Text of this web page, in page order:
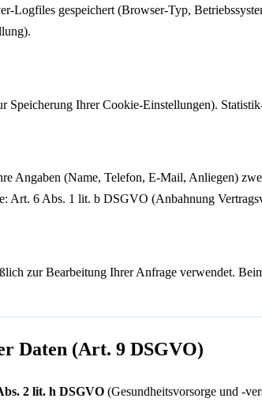
Logfiles gespeichert (Browser-Typ,
Ihrer Cookie-Einstellungen).
Angaben (Name, Telefon, E-Mail, Anliegen)
Art. 6 Abs. 1 lit. b DSGVO (Anbahnung
zur Bearbeitung Ihrer Anfrage verwendet.
Daten (Art. 9 DSGVO)
2 lit. h DSGVO (Gesundheitsvorsorge und